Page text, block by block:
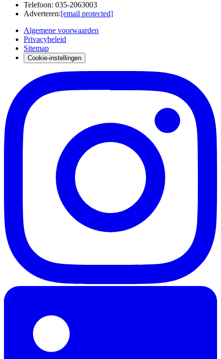
Telefoon: 035-2063003
Adverteren:[email protected]
Algemene voorwaarden
Privacybeleid
Sitemap
Cookie-instellingen